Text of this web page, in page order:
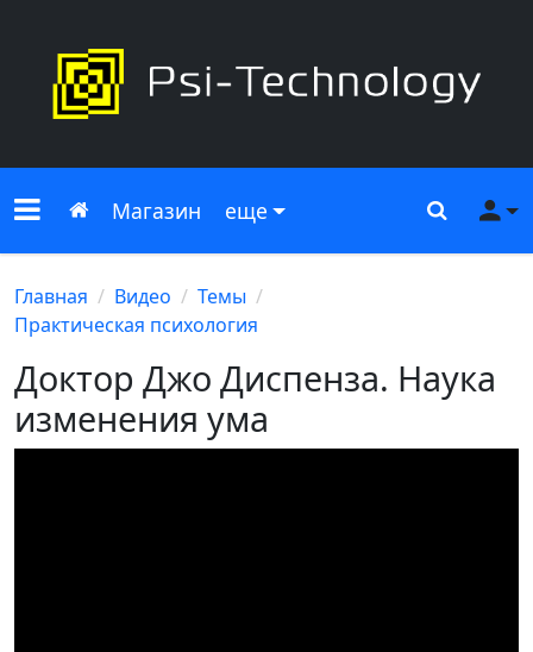
Меню сайта
Главная
Магазин еще Поиск
Главная Видео
Темы
Практическая психология
Доктор Джо Диспенза. Наука
изменения ума